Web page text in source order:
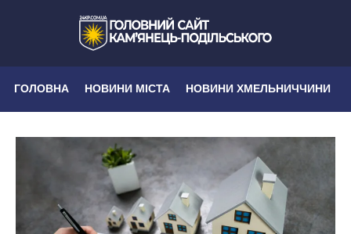
ГОЛОВНА НОВИНИ МІСТА НОВИНИ ХМЕЛЬНИЧЧИНИ